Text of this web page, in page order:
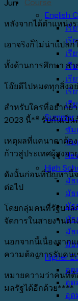
Course
English
เรี
เรี
เรี
เรี
เรี
เรี
เรี
Summer
ซัม
ซัม
High
มั
มัธ
มัธ
มัธ
มัธ
มัธ
Higher
อุด
อุด
อุด
Jun
หลังจากได้ตำแหน่ง
เอาจริงก็ไม่น่าแปล
ทั้งด้านการศึกษา ส
โอ๊ยดีไปหมดทุกสิ่งอ
สำหรับใครที่อยากย้
2023 นี้** รับกันเป็น
เหตุผลที่แคนาดาต้อ
ก้าวสู่ประเทศผู้สูงอ
ดังนั้นก่อนที่ปัญหานี้จ
ต่อไป
โดยกลุ่มคนที่รัฐบาล
จัดการในสายงานต่า
นอกจากนี้เนื่องจาก
ความต้องการรับคน
หมายความว่าคนที่ต้
มลรัฐได้อีกด้วย****